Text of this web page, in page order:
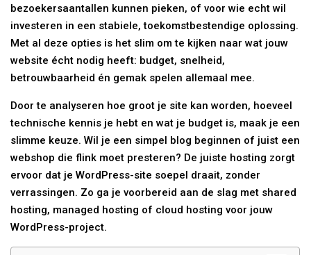
bezoekersaantallen kunnen pieken, of voor wie echt wil
investeren in een stabiele, toekomstbestendige oplossing.
Met al deze opties is het slim om te kijken naar wat jouw
website écht nodig heeft: budget, snelheid,
betrouwbaarheid én gemak spelen allemaal mee.
Door te analyseren hoe groot je site kan worden, hoeveel
technische kennis je hebt en wat je budget is, maak je een
slimme keuze. Wil je een simpel blog beginnen of juist een
webshop die flink moet presteren? De juiste hosting zorgt
ervoor dat je WordPress-site soepel draait, zonder
verrassingen. Zo ga je voorbereid aan de slag met shared
hosting, managed hosting of cloud hosting voor jouw
WordPress-project.